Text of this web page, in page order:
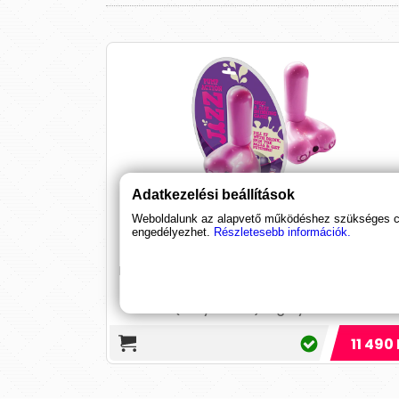
Jizz Drinking - pajzán ivós játék
Pajzán ivós társasjáték FELNŐTTEKNEK!
11 490
Adatkezelési beállítások
Weboldalunk az alapvető működéshez
engedélyezhet. Részletesebb információk.